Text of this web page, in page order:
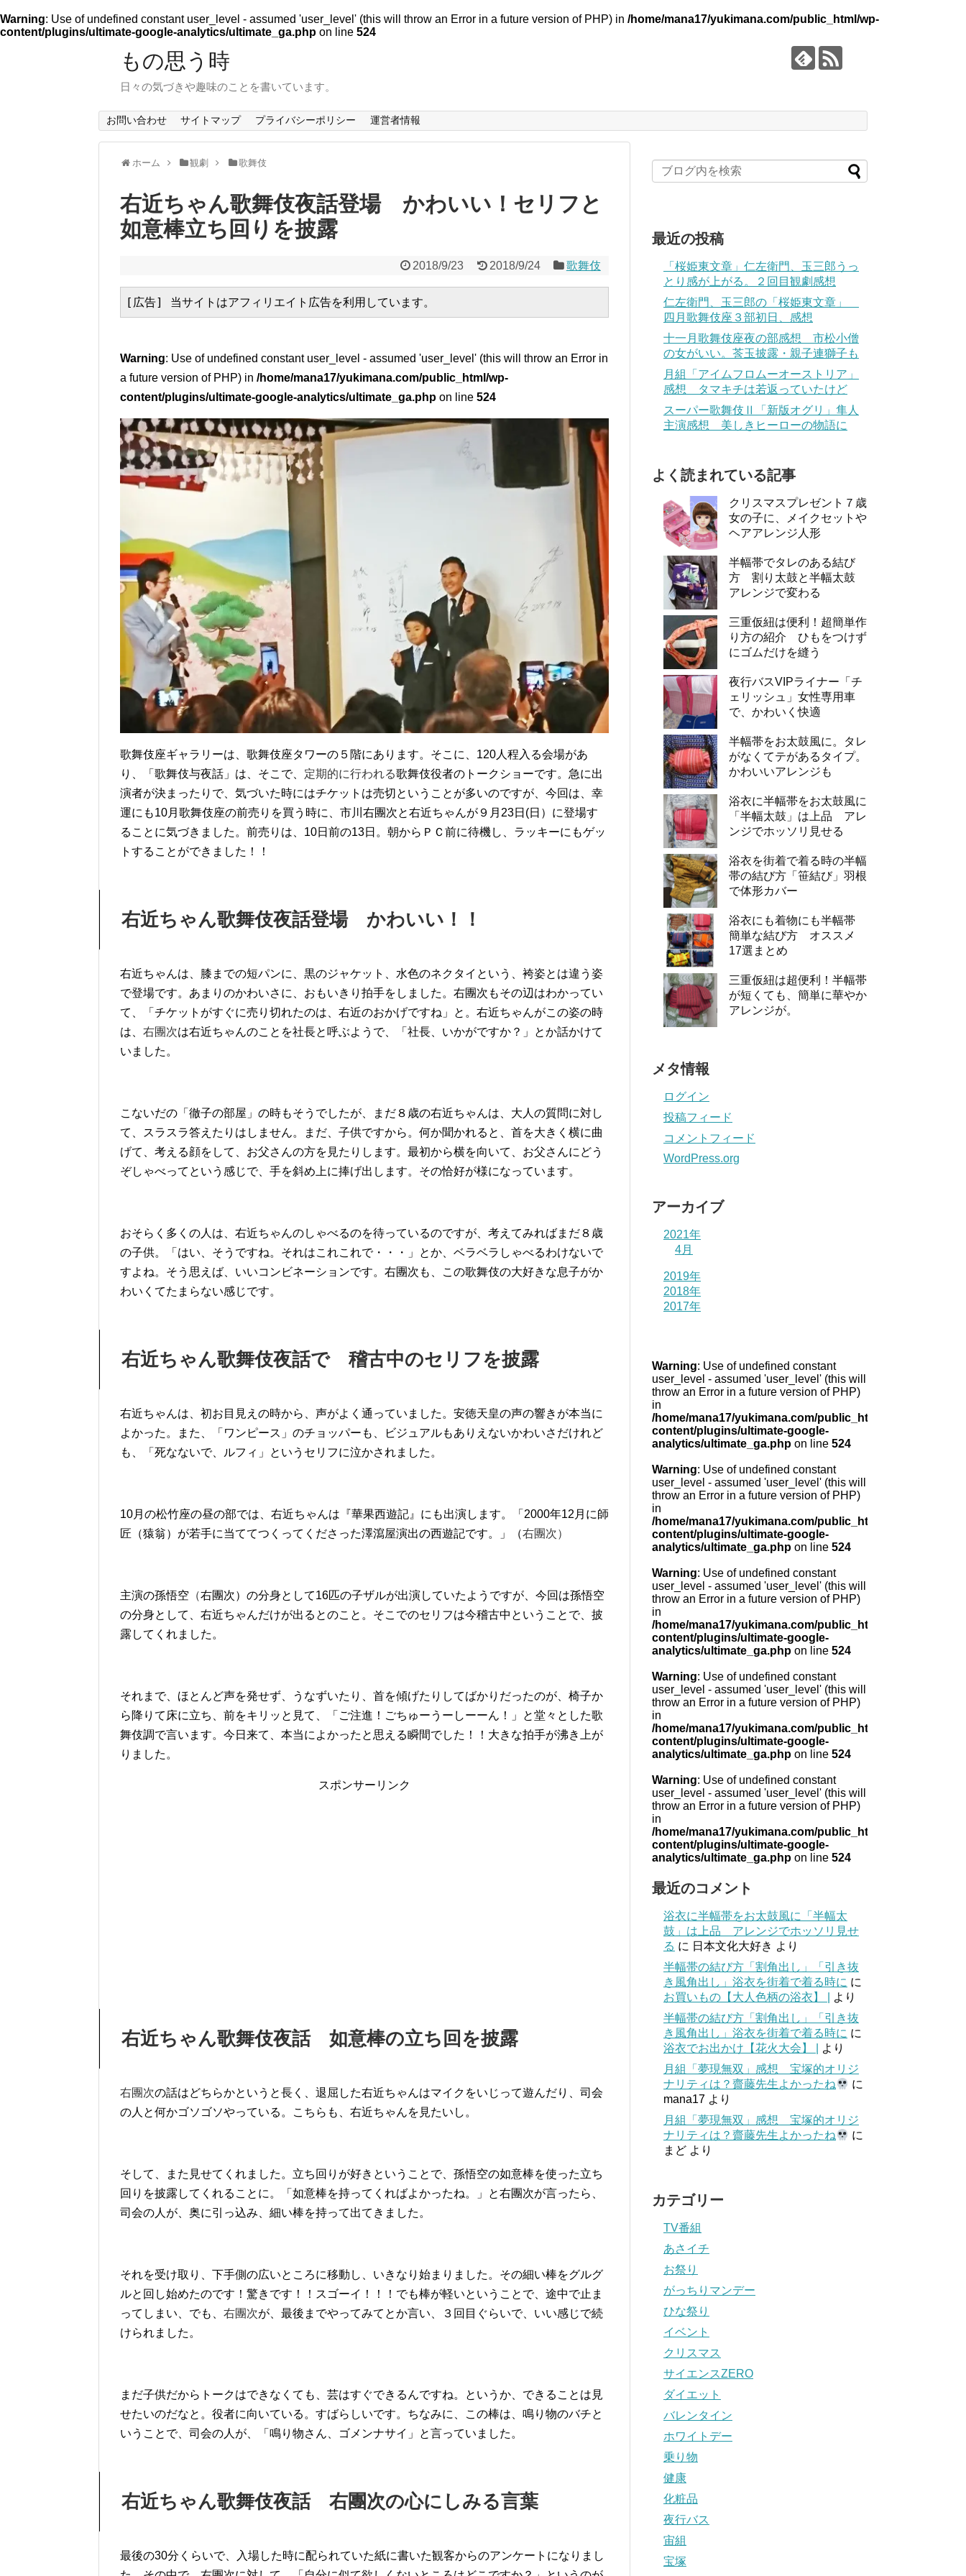
Warning: Use of undefined constant user_level - assumed 'user_level' (this will throw an Error in a future version of PHP) in /home/mana17/yukimana.com/public_html/wp-
content/plugins/ultimate-google-analytics/ultimate_ga.php on line 524
もの思う時
日々の気づきや趣味のことを書いています。
お問い合わせ サイトマップ プライバシーポリシー 運営者情報
ホーム 観劇 歌舞伎
右近ちゃん歌舞伎夜話登場 かわいい！セリフと
如意棒立ち回りを披露
2018/9/23 2018/9/24 歌舞伎
[広告] 当サイトはアフィリエイト広告を利用しています。
Warning: Use of undefined constant user_level - assumed 'user_level' (this will throw an Error in
a future version of PHP) in /home/mana17/yukimana.com/public_html/wp-
content/plugins/ultimate-google-analytics/ultimate_ga.php on line 524
歌舞伎座ギャラリーは、歌舞伎座タワーの５階にあります。そこに、120人程入る会場があ
り、「歌舞伎与夜話」は、そこで、 定期的に行われる歌舞伎役者のトークショーです。急に出
演者が決まったりで、気づいた時にはチケットは売切ということが多いのですが、今回は、幸
運にも10月歌舞伎座の前売りを買う時に、市川 右團次と右近ちゃんが９月23日(日）に登場す
ることに気づきました。前売りは、10日前の13日。朝からＰＣ前に待機し、ラッキーにもゲッ
トすることができました！！
右近ちゃん歌舞伎夜話登場 かわいい！！
右近ちゃんは、膝までの短パンに、黒のジャケット、水色のネクタイという、袴姿とは違う姿
で登場です。あまりのかわいさに、おもいきり拍手をしました。右團次もその辺はわかってい
て、「チケットがすぐに売り切れたのは、右近のおかげですね」と。右近ちゃんがこの姿の時
は、 右團次は右近ちゃんのことを社長と呼ぶようで、「社長、いかがですか？」とか話かけて
いました。
こないだの「徹子の部屋」の時もそうでしたが、まだ８歳の右近ちゃんは、大人の質問に対し
て、スラスラ答えたりはしません。まだ、子供ですから。何か聞かれると、首を大きく横に曲
げて、考える顔をして、お父さんの方を見たりします。最初から横を向いて、お父さんにどう
ぞしゃべってという感じで、手を斜め上に捧げ出します。その恰好が様になっています。
おそらく多くの人は、右近ちゃんのしゃべるのを待っているのですが、考えてみればまだ８歳
の子供。「はい、そうですね。それはこれこれで・・・」とか、ベラベラしゃべるわけないで
すよね。そう思えば、いいコンビネーションです。右團次も、この歌舞伎の大好きな息子がか
わいくてたまらない感じです。
右近ちゃん歌舞伎夜話で 稽古中のセリフを披露
右近ちゃんは、初お目見えの時から、声がよく通っていました。安徳天皇の声の響きが本当に
よかった。また、「ワンピース」のチョッパーも、ビジュアルもありえないかわいさだけれど
も、「死なないで、ルフィ」というセリフに泣かされました。
10月の松竹座の昼の部では、右近ちゃんは『華果西遊記』にも出演します。「2000年12月に師
匠（猿翁）が若手に当ててつくってくださった澤瀉屋演出の西遊記です。」（右團次）
主演の孫悟空 （右團次）の分身として16匹の子ザルが出演していたようですが、今回は孫悟空
の分身として、右近ちゃんだけが出るとのこと。そこでのセリフは今稽古中ということで、披
露してくれました。
それまで、ほとんど声を発せず、うなずいたり、首を傾げたりしてばかりだったのが、椅子か
ら降りて床に立ち、前をキリッと見て、「ご注進！ごちゅーうーしーーん！」と堂々とした歌
舞伎調で言います。今日来て、本当によかったと思える瞬間でした！！大きな拍手が沸き上が
りました。
スポンサーリンク
右近ちゃん歌舞伎夜話 如意棒の立ち回を披露
右團次の話はどちらかというと長く、退屈した右近ちゃんはマイクをいじって遊んだり、司会
の人と何かゴソゴソやっている。こちらも、右近ちゃんを見たいし。
そして、また見せてくれました。立ち回りが好きということで、孫悟空の如意棒を使った立ち
回りを披露してくれることに。「如意棒を持ってくればよかったね。」と右團次が言ったら、
司会の人が、奥に引っ込み、細い棒を持って出てきました。
それを受け取り、下手側の広いところに移動し、いきなり始まりました。その細い棒をグルグ
ルと回し始めたのです！驚きです！！スゴーイ！！！でも棒が軽いということで、途中で止ま
ってしまい、でも、 右團次が、最後までやってみてとか言い、３回目ぐらいで、いい感じで続
けられました。
まだ子供だからトークはできなくても、芸はすぐできるんですね。というか、できることは見
せたいのだなと。役者に向いている。すばらしいです。ちなみに、この棒は、鳴り物のバチと
いうことで、司会の人が、「鳴り物さん、ゴメンナサイ」と言っていました。
右近ちゃん歌舞伎夜話 右團次の心にしみる言葉
最後の30分くらいで、入場した時に配られていた紙に書いた観客からのアンケートになりまし
最近の投稿
「桜姫東文章」仁左衛門、玉三郎うっ
とり感が上がる。２回目観劇感想
仁左衛門、玉三郎の「桜姫東文章」
四月歌舞伎座３部初日、感想
十一月歌舞伎座夜の部感想 市松小僧
の女がいい。莟玉披露・親子連獅子も
月組「アイムフロムーオーストリア」
感想 タマキチは若返っていたけど
スーパー歌舞伎Ⅱ「新版オグリ」隼人
主演感想 美しきヒーローの物語に
よく読まれている記事
クリスマスプレゼント７歳
女の子に、メイクセットや
ヘアアレンジ人形
半幅帯でタレのある結び
方 割り太鼓と半幅太鼓
アレンジで変わる
三重仮紐は便利！超簡単作
り方の紹介 ひもをつけず
にゴムだけを縫う
夜行バスVIPライナー「チ
ェリッシュ」女性専用車
で、かわいく快適
半幅帯をお太鼓風に。タレ
がなくてテがあるタイプ。
かわいいアレンジも
浴衣に半幅帯をお太鼓風に
「半幅太鼓」は上品 アレ
ンジでホッソリ見せる
浴衣を街着で着る時の半幅
帯の結び方「笹結び」羽根
で体形カバー
浴衣にも着物にも半幅帯
簡単な結び方 オススメ
17選まとめ
三重仮紐は超便利！半幅帯
が短くても、簡単に華やか
アレンジが。
メタ情報
ログイン
投稿フィード
コメントフィード
WordPress.org
アーカイブ
2021年
4月
2019年
2018年
2017年
Warning: Use of undefined constant
user_level - assumed 'user_level' (this will
throw an Error in a future version of PHP)
in
/home/mana17/yukimana.com/public_html/wp-
content/plugins/ultimate-google-
analytics/ultimate_ga.php on line 524
Warning: Use of undefined constant
user_level - assumed 'user_level' (this will
throw an Error in a future version of PHP)
in
/home/mana17/yukimana.com/public_html/wp-
content/plugins/ultimate-google-
analytics/ultimate_ga.php on line 524
Warning: Use of undefined constant
user_level - assumed 'user_level' (this will
throw an Error in a future version of PHP)
in
/home/mana17/yukimana.com/public_html/wp-
content/plugins/ultimate-google-
analytics/ultimate_ga.php on line 524
Warning: Use of undefined constant
user_level - assumed 'user_level' (this will
throw an Error in a future version of PHP)
in
/home/mana17/yukimana.com/public_html/wp-
content/plugins/ultimate-google-
analytics/ultimate_ga.php on line 524
Warning: Use of undefined constant
user_level - assumed 'user_level' (this will
throw an Error in a future version of PHP)
in
/home/mana17/yukimana.com/public_html/wp-
content/plugins/ultimate-google-
analytics/ultimate_ga.php on line 524
最近のコメント
浴衣に半幅帯をお太鼓風に「半幅太
鼓」は上品 アレンジでホッソリ見せ
る に 日本文化大好き より
半幅帯の結び方「割角出し」「引き抜
き風角出し」浴衣を街着で着る時に に
お買いもの【大人色柄の浴衣】 |
より
半幅帯の結び方「割角出し」「引き抜
き風角出し」浴衣を街着で着る時に に
浴衣でお出かけ【花火大会】 |
より
月組「夢現無双」感想 宝塚的オリジ
ナリティは？齋藤先生よかったね
に
mana17 より
月組「夢現無双」感想 宝塚的オリジ
ナリティは？齋藤先生よかったね
に
まど より
カテゴリー
TV番組
あさイチ
お祭り
がっちりマンデー
ひな祭り
イベント
クリスマス
サイエンスZERO
ダイエット
バレンタイン
ホワイトデー
乗り物
健康
化粧品
夜行バス
宙組
宝塚